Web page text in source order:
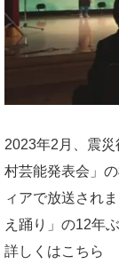
2023年2月、震
村芸能発表会」
ィアで放送され
え踊り」の12年
詳しくはこちら